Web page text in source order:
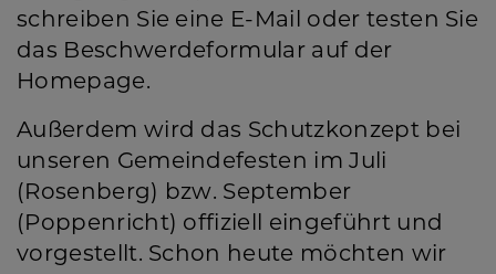
schreiben Sie eine E-Mail oder testen Sie
das Beschwerdeformular auf der
Homepage.
Außerdem wird das Schutzkonzept bei
unseren Gemeindefesten im Juli
(Rosenberg) bzw. September
(Poppenricht) offiziell eingeführt und
vorgestellt. Schon heute möchten wir